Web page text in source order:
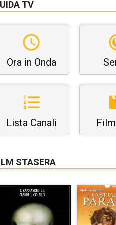
TV
Ora in Onda
Lista Canali
STASERA